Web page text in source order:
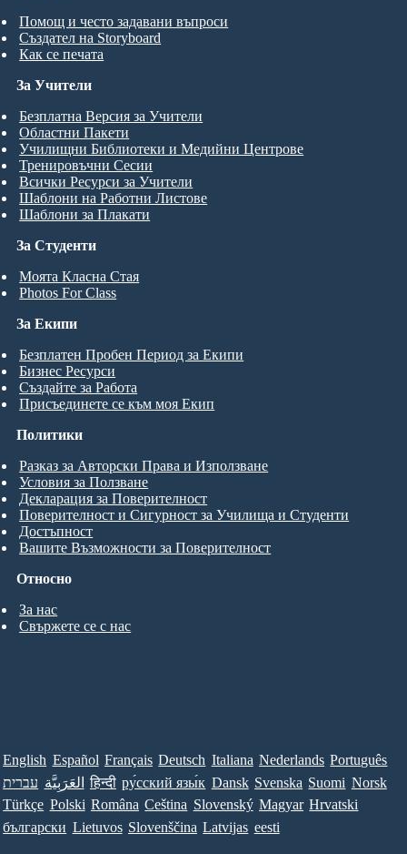
Помощ и често задавани въпроси
Създател на Storyboard
Как се печата
За Студенти
Моята Класна Стая
Photos For Class
За Учители
Безплатна Версия за Учители
Областни Пакети
Училищни Библиотеки и Медийни Центрове
Тренировъчни Сесии
Всички Ресурси за Учители
Шаблони на Работни Листове
Шаблони за Плакати
За Екипи
Безплатен Пробен Период за Екипи
Бизнес Ресурси
Създайте за Работа
Присъединете се към моя Екип
Относно
За нас
Свържете се с нас
Политики
Разказ за Авторски Права и Използване
Условия за Ползване
Декларация за Поверителност
Поверителност и Сигурност за Училища и Студенти
Достъпност
Вашите Възможности за Поверителност
English Español Français Deutsch Italiana Nederlands Português
עברית العَرَبِيَّة हिन्दी ру́сский язы́к Dansk Svenska Suomi Norsk
Türkçe Polski Româna Ceština Slovenský Magyar Hrvatski
български Lietuvos Slovenščina Latvijas eesti